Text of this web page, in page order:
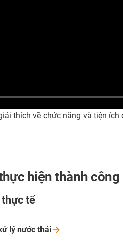
thích về chức năng và tiện
hiện thành công
tế
lý nước thải